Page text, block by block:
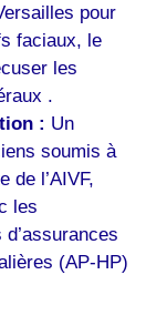
pour
faciaux, le
les
.
: Un
soumis à
de l’AIVF,
les
(AP-HP)